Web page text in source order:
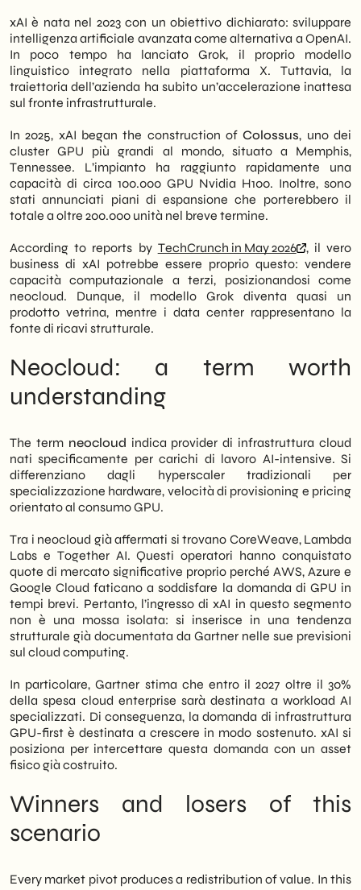
Next moves: what Italian SMEs should do
now
un’analisi pubblicata da
TechCrunch
motore di crescita dell’azienda potrebbe
essere la costruzione di data center, non
l’addestramento di modelli AI. Pertanto, xAI
si avvicina sempre più alla figura del
neocloud: un fornitore di infrastruttura
computazionale ad alta densità, alternativo
ai grandi hyperscaler come AWS, Azure e
Google Cloud.
Questo cambiamento di rotta ha
implicazioni dirette per il mercato B2B.
Infatti, l’ingresso di nuovi operatori nel
segmento cloud riduce le barriere di
accesso ai servizi AI scalabili. Di
conseguenza, anche le PMI italiane
possono beneficiare di costi computazionali
più competitivi e di una maggiore varietà di
provider tra cui scegliere. Tuttavia, la scelta
dell’infrastruttura giusta richiede una
valutazione strategica che va oltre il
SHM Studio
costantemente l’evoluzione del mercato
maturità digitale. In questo articolo
analizziamo la cronologia del pivot di xAI, i
vincitori e i perdenti di questo scenario, e le
implicazioni operative per le PMI B2B
italiane.
xAI è nata nel 2023 con un obiettivo dichiarato: sviluppare
intelligenza artificiale avanzata come alternativa a OpenAI.
In poco tempo ha lanciato Grok, il proprio modello
linguistico integrato nella piattaforma X. Tuttavia, la
traiettoria dell’azienda ha subito un’accelerazione inattesa
sul fronte infrastrutturale.
In 2025, xAI began the construction ofColossus, uno dei
cluster GPU più grandi al mondo, situato a Memphis,
Tennessee. L’impianto ha raggiunto rapidamente una
capacità di circa 100.000 GPU Nvidia H100. Inoltre, sono
stati annunciati piani di espansione che porterebbero il
totale a oltre 200.000 unità nel breve termine.
According to reports by TechCrunch in May 2026
, il vero
business di xAI potrebbe essere proprio questo: vendere
capacità computazionale a terzi, posizionandosi come
neocloud. Dunque, il modello Grok diventa quasi un
prodotto vetrina, mentre i data center rappresentano la
fonte di ricavi strutturale.
Neocloud: a term worth
understanding
The term neocloud indica provider di infrastruttura cloud
nati specificamente per carichi di lavoro AI-intensive. Si
differenziano dagli hyperscaler tradizionali per
specializzazione hardware, velocità di provisioning e pricing
orientato al consumo GPU.
Tra i neocloud già affermati si trovano CoreWeave, Lambda
Labs e Together AI. Questi operatori hanno conquistato
quote di mercato significative proprio perché AWS, Azure e
Google Cloud faticano a soddisfare la domanda di GPU in
tempi brevi. Pertanto, l’ingresso di xAI in questo segmento
non è una mossa isolata: si inserisce in una tendenza
strutturale già documentata da Gartner nelle sue previsioni
sul cloud computing.
In particolare, Gartner stima che entro il 2027 oltre il 30%
della spesa cloud enterprise sarà destinata a workload AI
specializzati. Di conseguenza, la domanda di infrastruttura
GPU-first è destinata a crescere in modo sostenuto. xAI si
posiziona per intercettare questa domanda con un asset
fisico già costruito.
Winners and losers of this
scenario
Every market pivot produces a redistribution of value. In this